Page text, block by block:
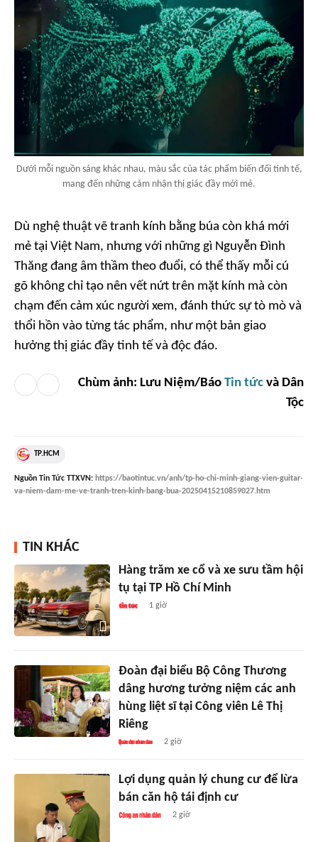
Dưới mỗi nguồn sáng khác nhau, màu sắc của tác phẩm biến đổi tinh tế,
mang đến những cảm nhận thị giác đầy mới mẻ.
Dù nghệ thuật vẽ tranh kính bằng búa còn khá mới
mẻ tại Việt Nam, nhưng với những gì Nguyễn Đình
Thăng đang âm thầm theo đuổi, có thể thấy mỗi cú
gõ không chỉ tạo nên vết nứt trên mặt kính mà còn
chạm đến cảm xúc người xem, đánh thức sự tò mò và
thổi hồn vào từng tác phẩm, như một bản giao
hưởng thị giác đầy tinh tế và độc đáo.
Chùm ảnh: Lưu Niệm/Báo Tin tức và Dân
Tộc
TP.HCM
Nguồn Tin Tức TTXVN: https://baotintuc.vn/anh/tp-ho-chi-minh-giang-vien-guitar-
va-niem-dam-me-ve-tranh-tren-kinh-bang-bua-20250415210859027.htm
TIN KHÁC
Hàng trăm xe cổ và xe sưu tầm hội
tụ tại TP Hồ Chí Minh
1 giờ
Đoàn đại biểu Bộ Công Thương
dâng hương tưởng niệm các anh
hùng liệt sĩ tại Công viên Lê Thị
Riêng
2 giờ
Lợi dụng quản lý chung cư để lừa
bán căn hộ tái định cư
2 giờ